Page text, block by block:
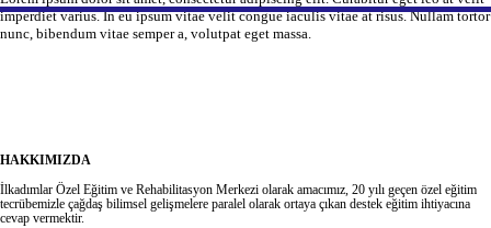
imperdiet varius. In eu ipsum vitae velit congue iaculis vitae at risus. Nullam tortor
nunc, bibendum vitae semper a, volutpat eget massa.
HAKKIMIZDA
İlkadımlar Özel Eğitim ve Rehabilitasyon Merkezi olarak amacımız, 20 yılı geçen özel eğitim
tecrübemizle çağdaş bilimsel gelişmelere paralel olarak ortaya çıkan destek eğitim ihtiyacına
cevap vermektir.